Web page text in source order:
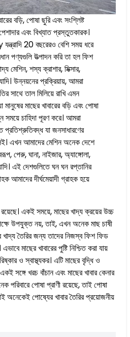
বড়ি, পোষা ছুরি এবং সংশ্লিষ্ট
এবং বিখ্যাত প্রস্তুতকারক।
20 বছরেরও বেশি সময় ধরে
পণ্যগুলি উত্পাদন করি তা হল ফিশ
মেশিন, শস্য ক্রাশার, মিক্সার,
উন্নয়নের প্রক্রিয়ায়, আমরা
সাথে তাল মিলিয়ে রাখি এমন
মানুষের মাছের খাবারের বড়ি এবং পোষা
সময়ে চাহিদা পূরণ করে। আমরা
প্রতিশ্রুতিবদ্ধ যা জনসাধারণের
এখন আমাদের মেশিন অনেক দেশে
পেরু, ঘানা, নাইজার, অ্যাঙ্গোলা,
এই দেশগুলিতে ঘন ঘন রপ্তানির
আমাদের দীর্ঘমেয়াদী গ্রাহক হয়ে
একই সময়ে, মাছের খাদ্য ক্রয়ের উচ্চ
উপযুক্ত নয়, তাই, এখন অনেক মাছ চাষী
খাদ্য তৈরির জন্য তাদের নিজস্ব ফিশ ফিড
মাছের খাবারের পুষ্টি নিশ্চিত করা যায়
ও স্বাস্থ্যকর। এটি মাছের বৃদ্ধি ও
সঙ্গে খরচ বাঁচান এবং মাছের খাবার কেনার
পোষা প্রাণী রয়েছে, তাই পোষা
অনেকেই পোষ্যের খাবার তৈরির প্রয়োজনীয়